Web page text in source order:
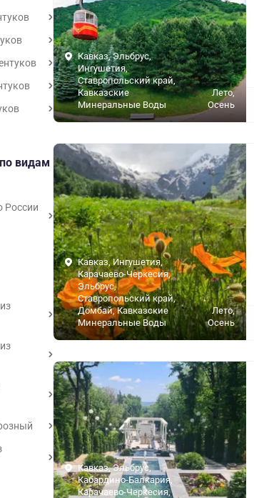
видам
России
Кавказ, Эльбрус,
Ингушетия,
Ставропольский край,
Кавказские
Минеральные Воды
Лето,
Осень
Кавказ, Ингушетия,
Карачаево-Черкесия,
Эльбрус,
Ставропольский край,
Домбай, Кавказские
Минеральные Воды
Лето,
Осень
Кавказ, Эльбрус,
Кабардино-Балкария,
Карачаево-Черкесия,